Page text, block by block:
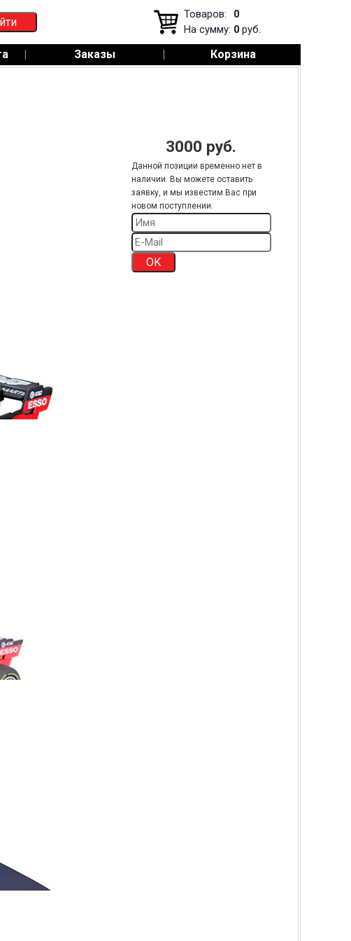
Товаров:
0
На сумму: 0 руб.
| Заказы | Корзина
3000 руб.
Данной позиции временно нет в
наличии. Вы можете оставить
заявку, и мы известим Вас при
новом поступлении.